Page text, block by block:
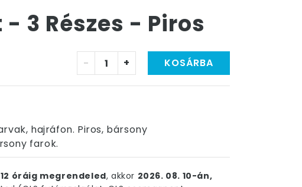
3 Részes - Piros
- + KOSÁRBA
hajráfon. Piros, bársony
farok.
12 óráig megrendeled, akkor 2026. 08. 10-án,